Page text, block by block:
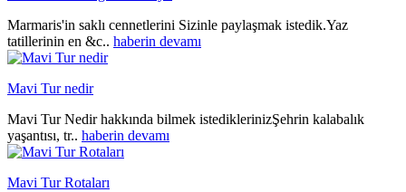
Marmaris'in saklı cennetlerini Sizinle paylaşmak istedik.Yaz
tatillerinin en &c.. haberin devamı
Mavi Tur nedir
Mavi Tur Nedir hakkında bilmek istediklerinizŞehrin kalabalık
yaşantısı, tr.. haberin devamı
Mavi Tur Rotaları